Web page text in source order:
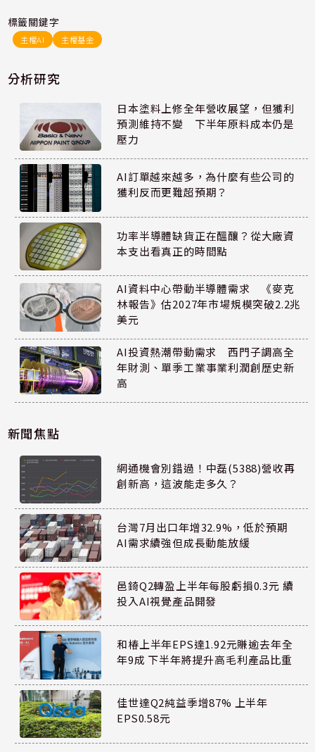
標籤關鍵字
主權AI 主權基金
分析研究
日本塗料上修全年營收展望，但獲利
預測維持不變 下半年原料成本仍是
壓力
AI訂單越來越多，為什麼有些公司的
獲利反而更難超預期？
功率半導體缺貨正在醞釀？從大廠資
本支出看真正的時間點
AI資料中心帶動半導體需求 《麥克
林報告》估2027年市場規模突破2.2兆
美元
AI投資熱潮帶動需求 西門子調高全
年財測、單季工業事業利潤創歷史新
高
新聞焦點
網通機會別錯過！中磊(5388)營收再
創新高，這波能走多久？
台灣7月出口年增32.9%，低於預期
AI需求續強但成長動能放緩
邑錡Q2轉盈上半年每股虧損0.3元 續
投入AI視覺產品開發
和椿上半年EPS達1.92元賺逾去年全
年9成 下半年將提升高毛利產品比重
佳世達Q2純益季增87% 上半年
EPS0.58元